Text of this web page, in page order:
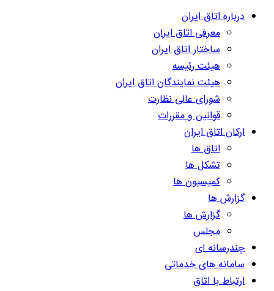
درباره اتاق ایران
معرفی اتاق ایران
ساختار اتاق ایران
هیئت رئیسه
هیئت نمایندگان اتاق ایران
شورای عالی نظارت
قوانین و مقررات
ارکان اتاق ایران
اتاق ها
تشکل ها
کمیسیون ها
گزارش ها
گزارش ها
مجلس
چندرسانه ای
سامانه های خدماتی
ارتباط با اتاق